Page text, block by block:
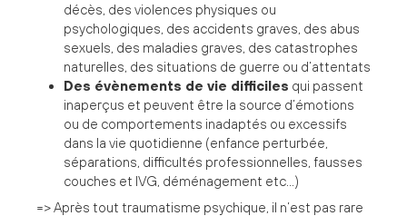
décès, des violences physiques ou
psychologiques, des accidents graves, des abus
sexuels, des maladies graves, des catastrophes
naturelles, des situations de guerre ou d’attentats
Des évènements de vie difficiles qui passent
inaperçus et peuvent être la source d’émotions
ou de comportements inadaptés ou excessifs
dans la vie quotidienne (enfance perturbée,
séparations, difficultés professionnelles, fausses
couches et IVG, déménagement etc…)
=> Après tout traumatisme psychique, il n’est pas rare